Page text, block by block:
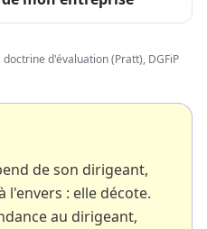
d'évaluation (Pratt), DGFiP
de son dirigeant,
l'envers : elle décote.
au dirigeant,